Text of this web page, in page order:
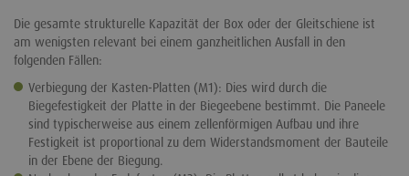
Die gesamte strukturelle Kapazität der Box oder der Gleitschiene ist
am wenigsten relevant bei einem ganzheitlichen Ausfall in den
folgenden Fällen:
Verbiegung der Kasten-Platten (M1): Dies wird durch die
Biegefestigkeit der Platte in der Biegeebene bestimmt. Die Paneele
sind typischerweise aus einem zellenförmigen Aufbau und ihre
Festigkeit ist proportional zu dem Widerstandsmoment der Bauteile
in der Ebene der Biegung.